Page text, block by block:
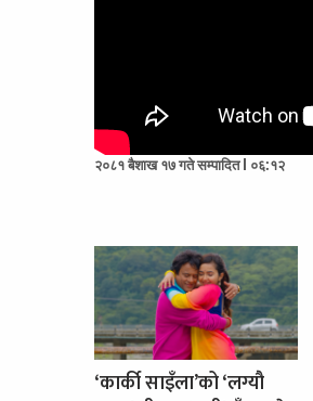
२०८१ बैशाख १७ गते सम्पादित l ०६:१२
‘कार्की साइँला’को ‘लग्यौ